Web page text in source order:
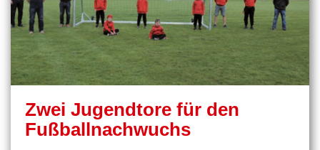
Zwei Jugendtore für den
Fußballnachwuchs